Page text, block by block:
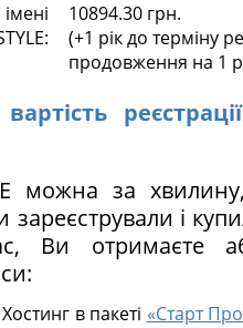
10894.30 грн.
(+1 рік до терміну
продовження на 1
можна за
зареєстрували і
отримаєте
Хостинг в пакеті «Старт